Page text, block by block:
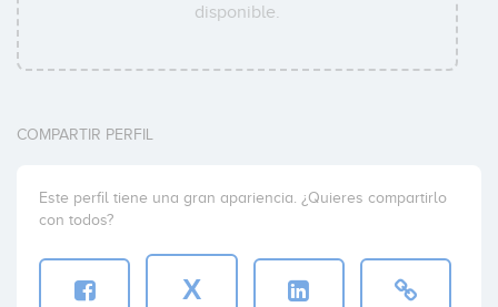
disponible.
COMPARTIR PERFIL
Este perfil tiene una gran apariencia. ¿Quieres compartirlo
con todos?
X